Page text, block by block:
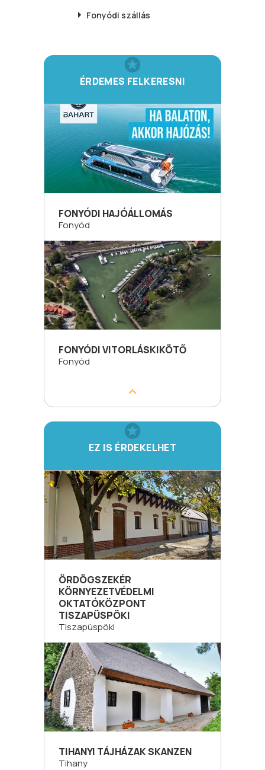
Fonyódi szállás
ÉRDEMES FELKERESNI
FONYÓDI HAJÓÁLLOMÁS
Fonyód
FONYÓDI VITORLÁSKIKÖTŐ
Fonyód
EZ IS ÉRDEKELHET
ÖRDÖGSZEKÉR
KÖRNYEZETVÉDELMI
OKTATÓKÖZPONT
TISZAPÜSPÖKI
Tiszapüspöki
TIHANYI TÁJHÁZAK SKANZEN
Tihany